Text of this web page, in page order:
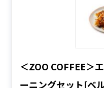
＜ZOO COFFEE＞
ーニングセット[ベ